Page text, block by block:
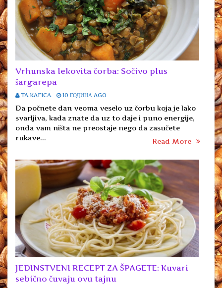
Vrhunska lekovita čorba: Sočivo plus
šargarepa
TA KAFICA 10 ГОДИНА AGO
Da počnete dan veoma veselo uz čorbu koja je lako
svarljiva, kada znate da uz to daje i puno energije,
onda vam ništa ne preostaje nego da zasučete
rukave...
Read More
JEDINSTVENI RECEPT ZA ŠPAGETE: Kuvari
sebično čuvaju ovu tajnu